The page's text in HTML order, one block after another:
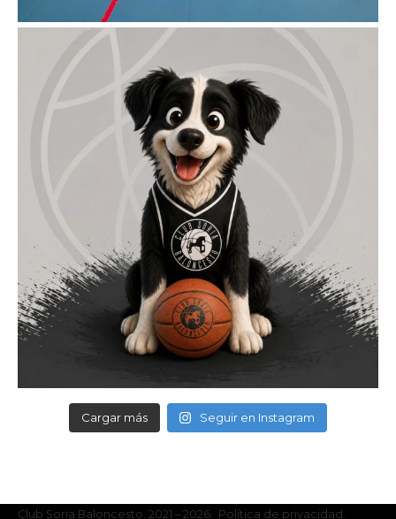
Cargar más Seguir en Instagram
Club Soria Baloncesto. 2021 – 2026. Política de privacidad.